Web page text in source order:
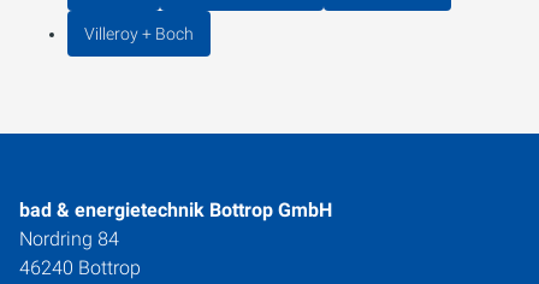
Villeroy + Boch
bad & energietechnik Bottrop GmbH
Nordring 84
46240 Bottrop